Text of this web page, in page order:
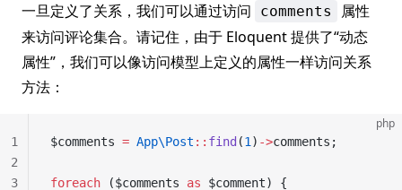
一旦定义了关系，我们可以通过访问 comments
属性
来访问评论集合。请记住，由于 Eloquent 提供了“动态
属性”，我们可以像访问模型上定义的属性一样访问关系
方法：
php
$comments = App\Post :: find (1 ) ->comments;
foreach ($comments as $comment) {
1
2
3